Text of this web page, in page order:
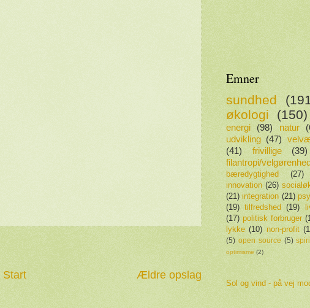
Ældre opslag
Start
Emner
sundhed
økologi
(150)
energi (98) natur
udvikling (47)
(41)
frivillige (39)
filantropi/
bæredygtighed (27)
innovation (26)
(21) integration (21)
(19) tilfredshed (19)
(17) politisk forbruger
lykke (10) non-profit
(5) open source (5)
optimisme (2)
Sol og vind - på vej